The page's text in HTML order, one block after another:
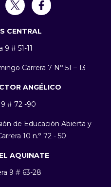
CENTRAL
9 # 51-11
Carrera 7 N° 51 – 13
ANGÉLICO
9 # 72 -90
de Educación Abierta y
10 n.° 72 - 50
AQUINATE
9 # 63-28